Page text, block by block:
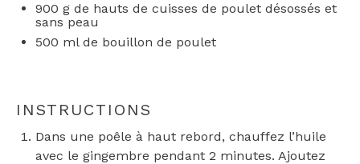
900 g de hauts de cuisses de poulet désossés et
sans peau
500 ml de bouillon de poulet
INSTRUCTIONS
Dans une poêle à haut rebord, chauffez l’huile
avec le gingembre pendant 2 minutes. Ajoutez